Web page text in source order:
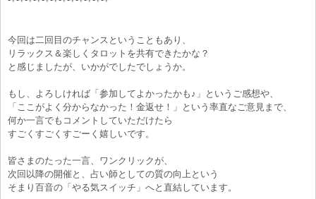
今回は二回目のチャンスということもあり、
リラックス＆楽しくタロットを共有できたかな？
と感じましたが、いかがでしたでしょうか。
もし、よろしければ「参加してよかったかも♪」というご感想や、
「ここがよく分からなかった！金返せ！」という率直なご意見まで、
何か一言でもコメントしていただけたら
すごくすごくすごーく嬉しいです。
皆さまのたった一言、ワンクリックが、
次回以降の開催と、占い師としての質の向上という
そまり百音の「やる気スイッチ」へと直結しています。